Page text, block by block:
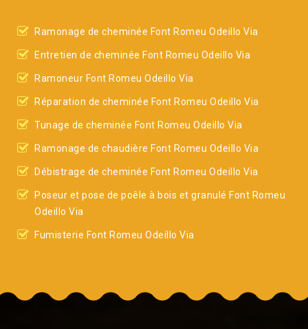
Ramonage de cheminée Font Romeu Odeillo Via
Entretien de cheminée Font Romeu Odeillo Via
Ramoneur Font Romeu Odeillo Via
Réparation de cheminée Font Romeu Odeillo Via
Tunage de cheminée Font Romeu Odeillo Via
Ramonage de chaudière Font Romeu Odeillo Via
Débistrage de cheminée Font Romeu Odeillo Via
Poseur et pose de poêle à bois et granulé Font Romeu
Odeillo Via
Fumisterie Font Romeu Odeillo Via